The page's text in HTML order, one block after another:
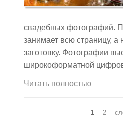
свадебных фотографий.
занимает всю страницу, а
заготовку. Фотографии
широкоформатной
Читать полностью
1 2